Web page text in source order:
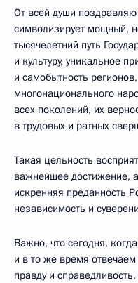
От всей души
символизирует мощный,
тысячелетний путь
и культуру, уникальное
и самобытность
многонационального
всех поколений, их
в трудовых и ратных
Такая цельность
важнейшее достижение,
искренняя преданность
независимость и
Важно, что сегодня,
и в то же время
правду и